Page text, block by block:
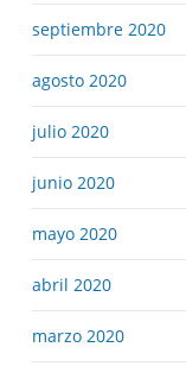
septiembre 2020
agosto 2020
julio 2020
junio 2020
mayo 2020
abril 2020
marzo 2020